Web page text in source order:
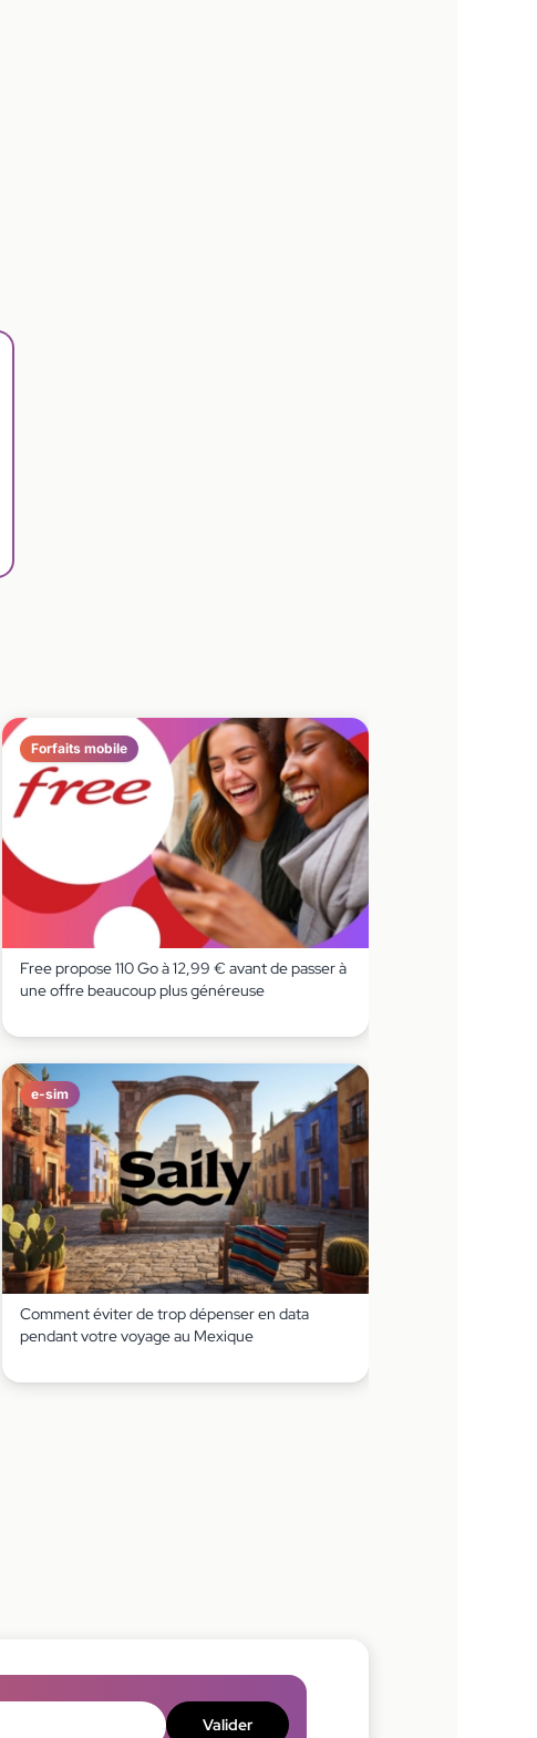
Forfaits mobile
Free propose 110 Go à 12,99 € avant de passer à
une offre beaucoup plus généreuse
e-sim
Comment éviter de trop dépenser en data
pendant votre voyage au Mexique
Valider